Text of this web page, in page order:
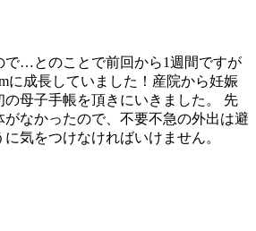
で…とのことで前回から1週間ですが
に成長していました！産院から妊娠
の母子手帳を頂きにいきました。 先
なかったので、不要不急の外出は避
気をつけなければいけません。